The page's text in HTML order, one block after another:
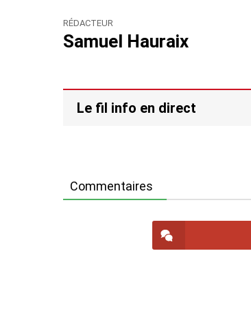
RÉDACTEUR
Samuel Hauraix
Le fil info en direct
Commentaires